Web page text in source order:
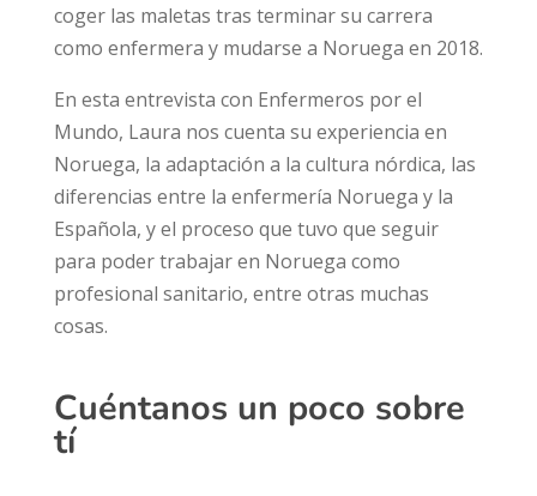
coger las maletas tras terminar su carrera
como enfermera y mudarse a Noruega en 2018.
En esta entrevista con Enfermeros por el
Mundo, Laura nos cuenta su experiencia en
Noruega, la adaptación a la cultura nórdica, las
diferencias entre la enfermería Noruega y la
Española, y el proceso que tuvo que seguir
para poder trabajar en Noruega como
profesional sanitario, entre otras muchas
cosas.
Cuéntanos un poco sobre
tí